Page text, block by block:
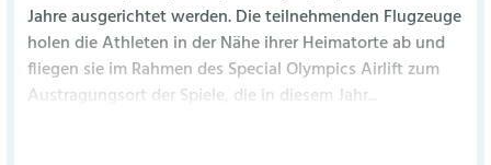
Jahre ausgerichtet werden. Die teilnehmenden Flugzeuge
holen die Athleten in der Nähe ihrer Heimatorte ab und
fliegen sie im Rahmen des Special Olympics Airlift zum
Austragungsort der Spiele, die in diesem Jahr...